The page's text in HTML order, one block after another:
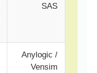
SAS
Anylogic /
Vensim